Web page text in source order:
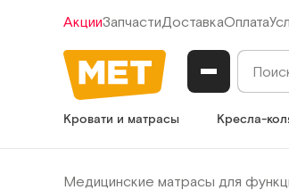
АкцииЗапчастиДоставкаОплата
Кровати и матрасы Кресла-
Медицинские матрасы для